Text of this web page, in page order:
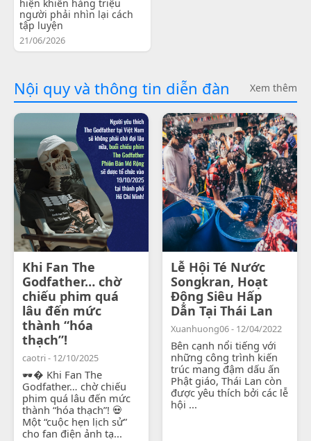
hiện khiến hàng triệu
người phải nhìn lại cách
tập luyện
21/06/2026
Nội quy và thông tin diễn đàn Xem thêm
Khi Fan The
Godfather… chờ
chiếu phim quá
lâu đến mức
thành “hóa
thạch”!
caotri - 12/10/2025
🕶� Khi Fan The
Godfather… chờ chiếu
phim quá lâu đến mức
thành “hóa thạch”! 💀
Một “cuộc hẹn lịch sử”
cho fan điện ảnh tạ...
Lễ Hội Té Nước
Songkran, Hoạt
Động Siêu Hấp
Dẫn Tại Thái Lan
Xuanhuong06 - 12/04/2022
Bên cạnh nổi tiếng với
những công trình kiến
trúc mang đậm dấu ấn
Phật giáo, Thái Lan còn
được yêu thích bởi các lễ
hội ...